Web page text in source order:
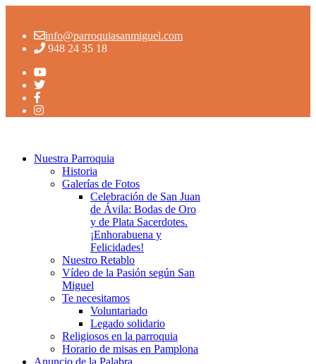
info@parroquiasanmiguel.com
948 24 35 18
Nuestra Parroquia
Historia
Galerías de Fotos
Celebración de San Juan
de Ávila: Bodas de Oro
y de Plata Sacerdotes.
¡Enhorabuena y
Felicidades!
Nuestro Retablo
Vídeo de la Pasión según San
Miguel
Te necesitamos
Voluntariado
Legado solidario
Religiosos en la parroquia
Horario de misas en Pamplona
Anuncio de la Palabra